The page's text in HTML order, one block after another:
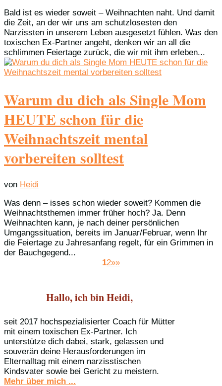
Bald ist es wieder soweit – Weihnachten naht. Und damit
die Zeit, an der wir uns am schutzlosesten den
Narzissten in unserem Leben ausgesetzt fühlen. Was den
toxischen Ex-Partner angeht, denken wir an all die
schlimmen Feiertage zurück, die wir mit ihm erleben...
Warum du dich als Single Mom
HEUTE schon für die
Weihnachtszeit mental
vorbereiten solltest
von Heidi
Was denn – isses schon wieder soweit? Kommen die
Weihnachtsthemen immer früher hoch? Ja. Denn
Weihnachten kann, je nach deiner persönlichen
Umgangssituation, bereits im Januar/Februar, wenn Ihr
die Feiertage zu Jahresanfang regelt, für ein Grimmen in
der Bauchgegend...
12»»
Hallo, ich bin Heidi,
seit 2017 hochspezialisierter Coach für Mütter
mit einem toxischen Ex-Partner. Ich
unterstütze dich dabei, stark, gelassen und
souverän deine Herausforderungen im
Elternalltag mit einem narzisstischen
Kindsvater sowie bei Gericht zu meistern.
Mehr über mich ...